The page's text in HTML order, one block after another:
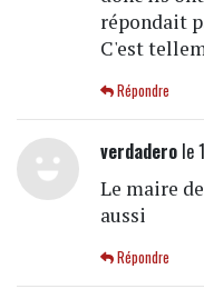
répondait
C'est
Répondre
verdaderole
Le maire
aussi
Répondre